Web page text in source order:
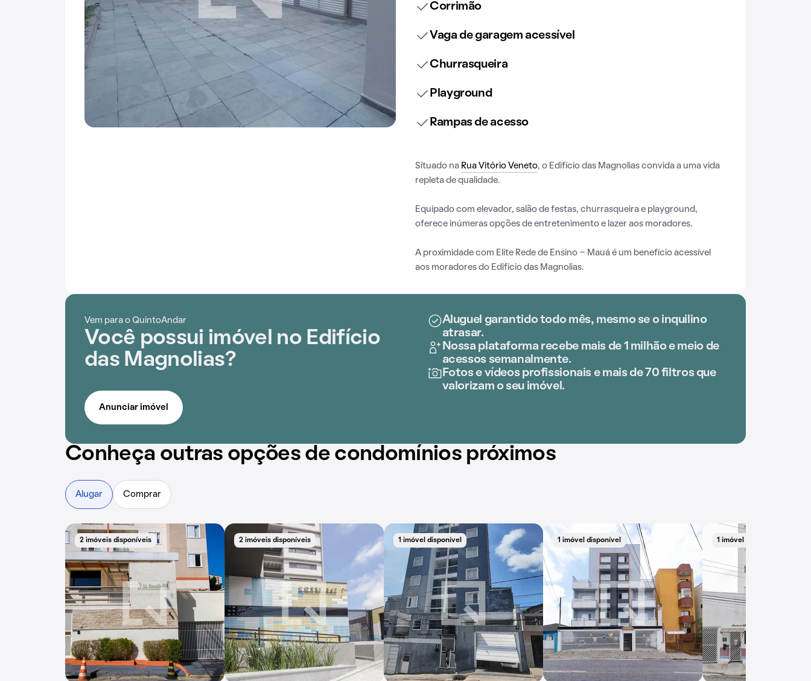
Corrimão
Vaga de garagem acessível
Churrasqueira
Playground
Rampas de acesso
Situado na Rua Vitório Veneto, o Edifício das Magnolias convida a uma vida
repleta de qualidade.
Equipado com elevador, salão de festas, churrasqueira e playground,
oferece inúmeras opções de entretenimento e lazer aos moradores.
A proximidade com Elite Rede de Ensino - Mauá é um benefício acessível
aos moradores do Edifício das Magnolias.
Vem para o QuintoAndar
Você possui imóvel no Edifício
das Magnolias?
Aluguel garantido todo mês, mesmo se o inquilino
atrasar.
Nossa plataforma recebe mais de 1 milhão e meio de
acessos semanalmente.
Fotos e vídeos profissionais e mais de 70 filtros que
valorizam o seu imóvel.
Anunciar imóvel
Conheça outras opções de condomínios próximos
Alugar Comprar
2 imóveis disponíveis 2 imóveis disponíveis 1 imóvel disponível 1 imóvel disponível 1 imóvel disponível